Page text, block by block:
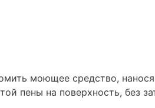
моющее средство, нанося
пены на поверхность, без